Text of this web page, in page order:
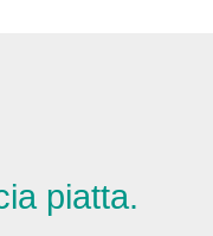
piatta.